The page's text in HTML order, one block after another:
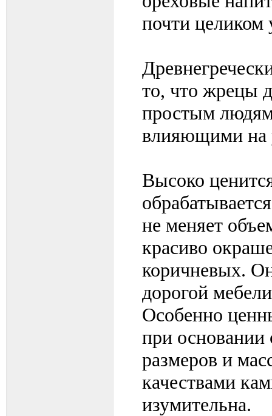
почти целиком
то, что жрецы
простым людям
влияющими на
Высоко
не меняет
красиво
коричневых.
дорогой
Особенно
при основании
размеров и
качествами
изумительна.